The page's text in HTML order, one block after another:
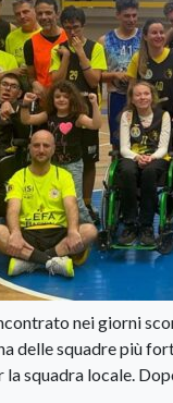
nei giorni
delle squadre più
squadra locale.